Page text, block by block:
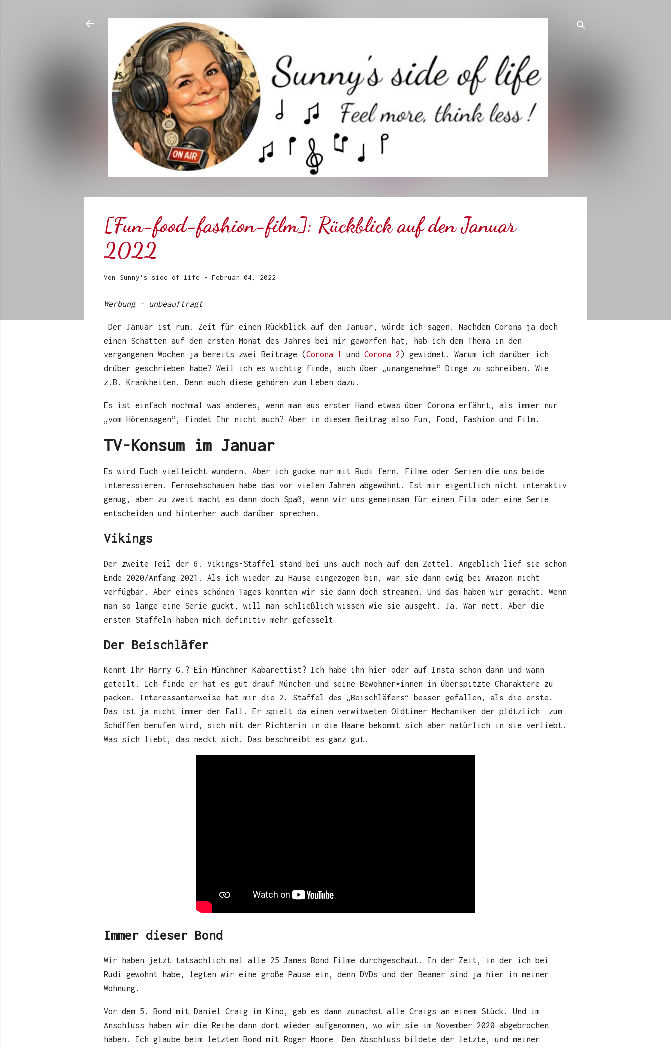
[Fun-food-fashion-film]: Rückblick auf den Januar
2022
Von Sunny's side of life - Februar 04, 2022
Werbung - unbeauftragt
Der Januar ist rum. Zeit für einen Rückblick auf den Januar, würde ich sagen. Nachdem Corona ja doch
einen Schatten auf den ersten Monat des Jahres bei mir geworfen hat, hab ich dem Thema in den
vergangenen Wochen ja bereits zwei Beiträge (Corona 1 und Corona 2 ) gewidmet. Warum ich darüber ich
drüber geschrieben habe? Weil ich es wichtig finde, auch über „unangenehme“ Dinge zu schreiben. Wie
z.B. Krankheiten. Denn auch diese gehören zum Leben dazu.
Es ist einfach nochmal was anderes, wenn man aus erster Hand etwas über Corona erfährt, als immer nur
„vom Hörensagen“, findet Ihr nicht auch? Aber in diesem Beitrag also Fun, Food, Fashion und Film.
TV-Konsum im Januar
Es wird Euch vielleicht wundern. Aber ich gucke nur mit Rudi fern. Filme oder Serien die uns beide
interessieren. Fernsehschauen habe das vor vielen Jahren abgewöhnt. Ist mir eigentlich nicht interaktiv
genug, aber zu zweit macht es dann doch Spaß, wenn wir uns gemeinsam für einen Film oder eine Serie
entscheiden und hinterher auch darüber sprechen.
Vikings
Der zweite Teil der 6. Vikings-Staffel stand bei uns auch noch auf dem Zettel. Angeblich lief sie schon
Ende 2020/Anfang 2021. Als ich wieder zu Hause eingezogen bin, war sie dann ewig bei Amazon nicht
verfügbar. Aber eines schönen Tages konnten wir sie dann doch streamen. Und das haben wir gemacht. Wenn
man so lange eine Serie guckt, will man schließlich wissen wie sie ausgeht. Ja. War nett. Aber die
ersten Staffeln haben mich definitiv mehr gefesselt.
Der Beischläfer
Kennt Ihr Harry G.? Ein Münchner Kabarettist? Ich habe ihn hier oder auf Insta schon dann und wann
geteilt. Ich finde er hat es gut drauf München und seine Bewohner*innen in überspitzte Charaktere zu
packen. Interessanterweise hat mir die 2. Staffel des „Beischläfers“ besser gefallen, als die erste.
Das ist ja nicht immer der Fall. Er spielt da einen verwitweten Oldtimer Mechaniker der plötzlich zum
Schöffen berufen wird, sich mit der Richterin in die Haare bekommt sich aber natürlich in sie verliebt.
Was sich liebt, das neckt sich. Das beschreibt es ganz gut.
Immer dieser Bond
Wir haben jetzt tatsächlich mal alle 25 James Bond Filme durchgeschaut. In der Zeit, in der ich bei
Rudi gewohnt habe, legten wir eine große Pause ein, denn DVDs und der Beamer sind ja hier in meiner
Wohnung.
Vor dem 5. Bond mit Daniel Craig im Kino, gab es dann zunächst alle Craigs an einem Stück. Und im
Anschluss haben wir die Reihe dann dort wieder aufgenommen, wo wir sie im November 2020 abgebrochen
haben. Ich glaube beim letzten Bond mit Roger Moore. Den Abschluss bildete der letzte, und meiner